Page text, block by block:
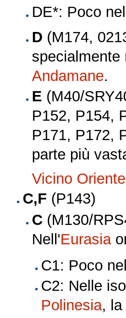
DE*: Poco
D (M174,
Andamane.
E (M40/
P152, P154,
P171, P172,
parte più
Vicino Oriente
C,F (P143)
C(M130/
Nell'Eurasia
C1: Poco
C2: Nelle
Polinesia, la